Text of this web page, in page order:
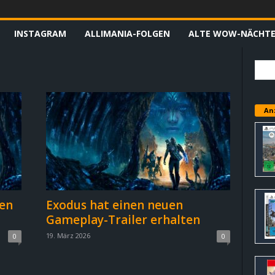
INSTAGRAM ALLIMANIA-FOLGEN ALTE WOW-NÄCHTE
0
Exodus hat einen neuen
Gameplay-Trailer erhalten
19. März 2026 0